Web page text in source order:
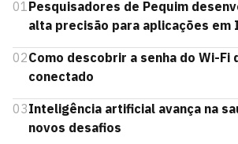
01Pesquisadores de Pequim
alta precisão para aplicações em
02Como descobrir a senha do Wi-Fi
conectado
03Inteligência artificial avança na
novos desafios